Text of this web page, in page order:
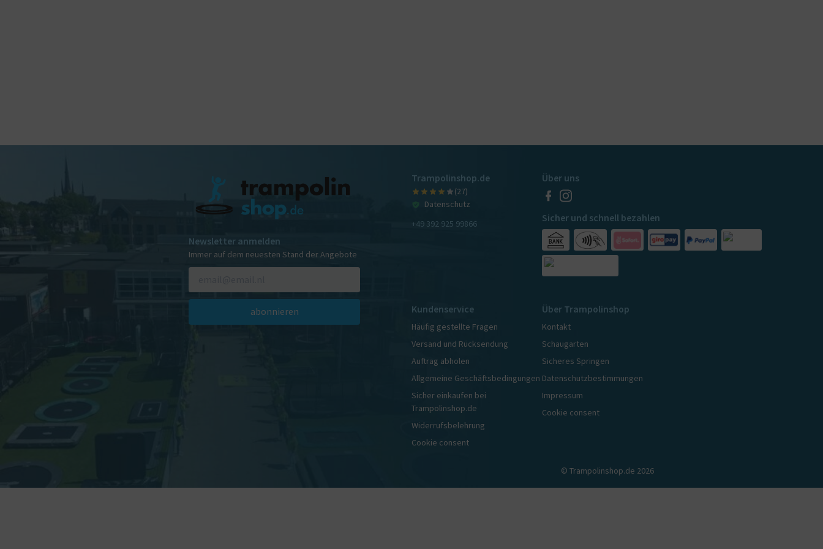
Newsletter anmelden
Immer auf dem neuesten Stand der Angebote
abonnieren
Trampolinshop.de
(27)
Datenschutz
+49 392 925 99866
Über uns
Sicher und schnell bezahlen
Kundenservice
Häufig gestellte Fragen
Versand und Rücksendung
Auftrag abholen
Allgemeine Geschäftsbedingungen
Sicher einkaufen bei
Trampolinshop.de
Widerrufsbelehrung
Cookie consent
Über Trampolinshop
Kontakt
Schaugarten
Sicheres Springen
Datenschutzbestimmungen
Impressum
Cookie consent
© Trampolinshop.de 2026